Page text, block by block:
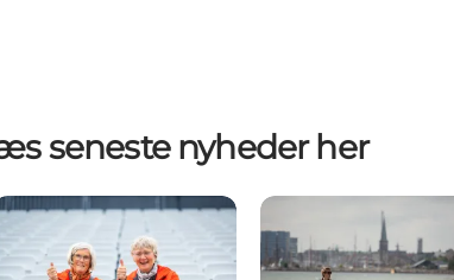
seneste nyheder her